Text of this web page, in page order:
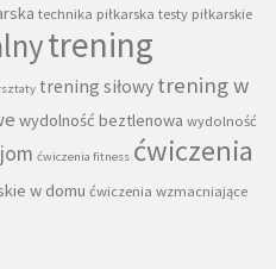
technika piłkarska testy piłkarskie
trening
trening siłowy trening w
wydolność beztlenowa wydolność
ćwiczenia fitness ćwiczenia
w domu ćwiczenia wzmacniające